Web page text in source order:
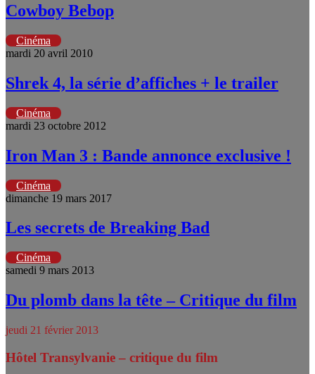
Cowboy Bebop
Cinéma
mardi 20 avril 2010
Shrek 4, la série d’affiches + le trailer
Cinéma
mardi 23 octobre 2012
Iron Man 3 : Bande annonce exclusive !
Cinéma
dimanche 19 mars 2017
Les secrets de Breaking Bad
Cinéma
samedi 9 mars 2013
Du plomb dans la tête – Critique du film
jeudi 21 février 2013
Hôtel Transylvanie – critique du film